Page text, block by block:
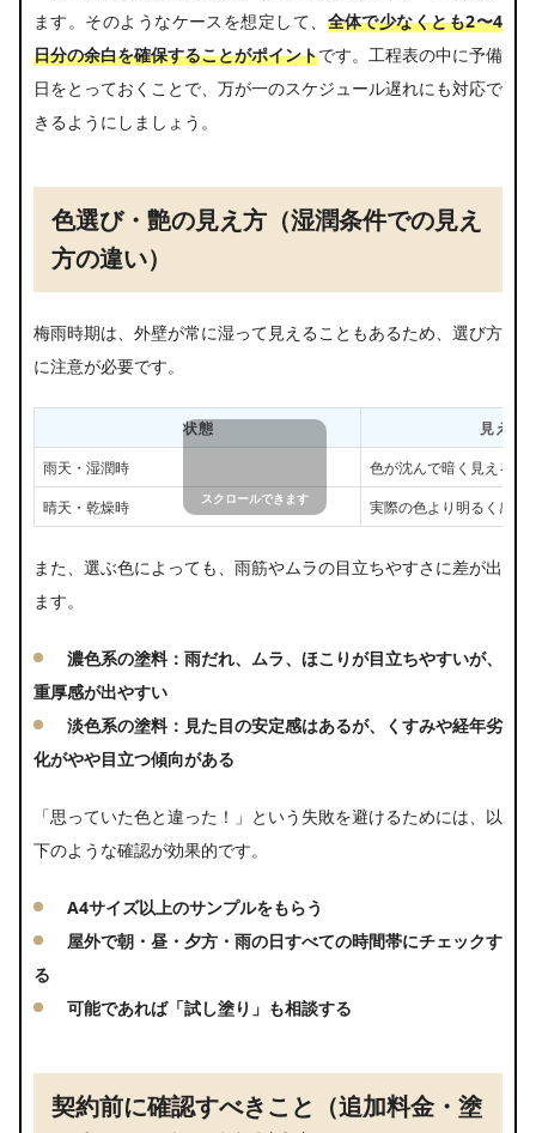
ます。そのようなケースを想定して、 全体で少なくとも2〜4
日分の余白を確保することがポイントです。工程表の中に予備
日をとっておくことで、万が一のスケジュール遅れにも対応で
きるようにしましょう。
色選び・艶の見え方（湿潤条件での見え
方の違い）
梅雨時期は、外壁が常に湿って見えることもあるため、選び方
に注意が必要です。
状態
見え方
雨天・湿潤時
色が沈んで暗く見える
晴天・乾燥時
実際の色より明るく感じ
また、選ぶ色によっても、雨筋やムラの目立ちやすさに差が出
ます。
濃色系の塗料：雨だれ、ムラ、ほこりが目立ちやすいが、
重厚感が出やすい
淡色系の塗料：見た目の安定感はあるが、くすみや経年劣
化がやや目立つ傾向がある
「思っていた色と違った！」という失敗を避けるためには、以
下のような確認が効果的です。
A4サイズ以上のサンプルをもらう
屋外で朝・昼・夕方・雨の日すべての時間帯にチェックす
る
可能であれば「試し塗り」も相談する
契約前に確認すべきこと（追加料金・塗